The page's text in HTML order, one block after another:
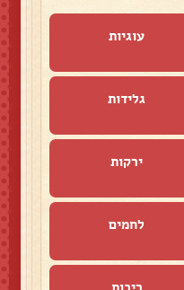
עוגיות
גלידות
ירקות
לחמים